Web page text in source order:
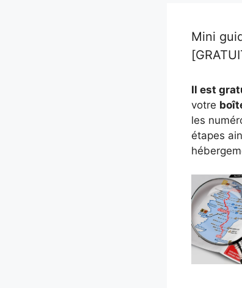
Mini
Il est
votre
les
étapes